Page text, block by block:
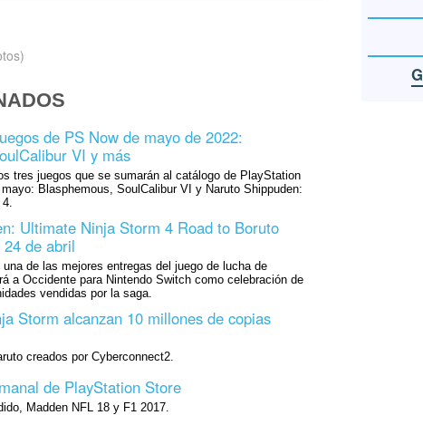
de PS Now de mayo de 2022:
VI y más
tres juegos que se sumarán al catálogo de PlayStation
Blasphemous, SoulCalibur VI y Naruto Shippuden:
Ultimate Ninja Storm 4 Road to Boruto
de abril
una de las mejores entregas del juego de lucha de
a Occidente para Nintendo Switch como celebración de
vendidas por la saga.
Storm alcanzan 10 millones de copias
creados por Cyberconnect2.
de PlayStation Store
Madden NFL 18 y F1 2017.